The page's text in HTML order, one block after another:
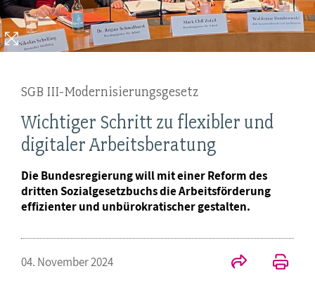
SGB III-Modernisierungsgesetz
Wichtiger Schritt zu flexibler und
digitaler Arbeitsberatung
Die Bundesregierung will mit einer Reform des
dritten Sozialgesetzbuchs die Arbeitsförderung
effizienter und unbürokratischer gestalten.
04. November 2024